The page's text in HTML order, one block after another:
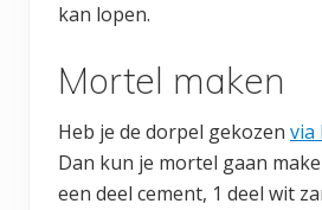
kan lopen.
Mortel maken
Heb je de dorpel gekozen via
Dan kun je mortel gaan
een deel cement, 1 deel wit